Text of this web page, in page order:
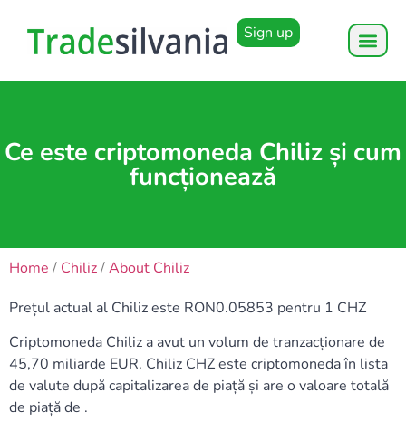
Sign up
Ce este criptomoneda Chiliz și cum
funcționează
Home / Chiliz/About Chiliz
Prețul actual al Chiliz este RON0.05853 pentru 1 CHZ
Criptomoneda Chiliz a avut un volum de tranzacționare de
45,70 miliarde EUR. Chiliz CHZ este criptomoneda în lista
de valute după capitalizarea de piață și are o valoare totală
de piață de .